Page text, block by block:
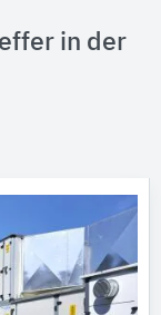
in der